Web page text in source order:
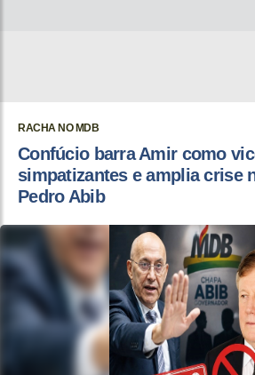
RACHA NO MDB
Confúcio barra Amir como
simpatizantes e amplia crise
Pedro Abib